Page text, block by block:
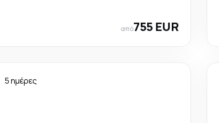
από755 EUR
5 ημέρες